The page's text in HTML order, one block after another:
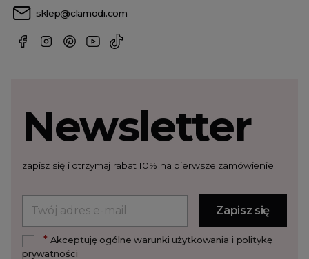
sklep@clamodi.com
Newsletter
zapisz się i otrzymaj rabat 10% na pierwsze zamówienie
*Akceptuję ogólne warunki użytkowania i politykę
prywatności